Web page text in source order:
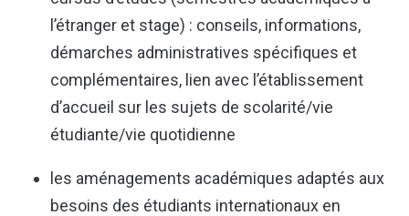
l’étranger et stage) : conseils, informations,
démarches administratives spécifiques et
complémentaires, lien avec l’établissement
d’accueil sur les sujets de scolarité/vie
étudiante/vie quotidienne
les aménagements académiques adaptés aux
besoins des étudiants internationaux en